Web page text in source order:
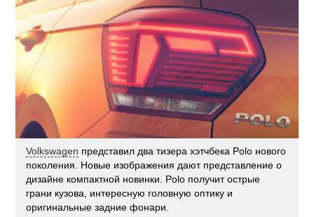
Volkswagen представил два тизера хэтчбека Polo нового
поколения. Новые изображения дают представление о
дизайне компактной новинки. Polo получит острые
грани кузова, интересную головную оптику и
оригинальные задние фонари.